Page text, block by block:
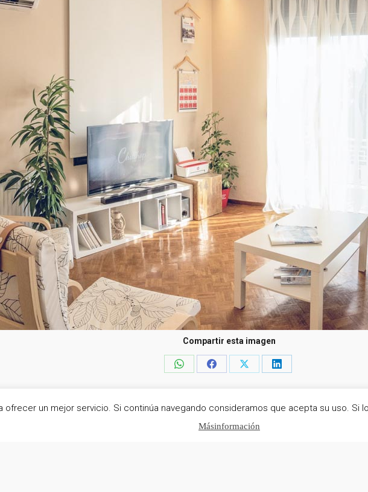
Compartir esta imagen
Share
WhatsApp
Share
Facebook
Share
X
Share
LinkedIn
un mejor servicio. Si continúa navegando consideramos que acepta su uso. Si
Más información